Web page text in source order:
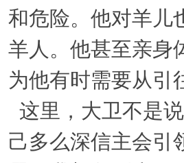
和危险。他对羊儿
羊人。他甚至亲身
为他有时需要从引
这里，大卫不是
己多么深信主会引